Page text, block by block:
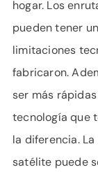
hogar. Los
pueden tener
limitaciones
fabricaron.
ser más
tecnología que
la diferencia.
satélite puede